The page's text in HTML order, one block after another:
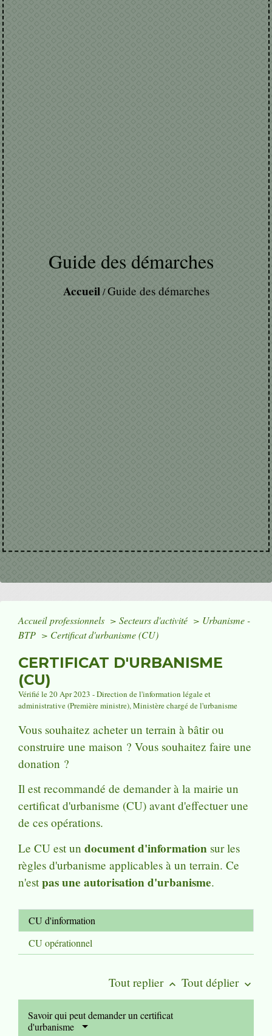
Guide des démarches
Accueil/Guide des démarches
Accueil professionnels > Secteurs d'activité > Urbanisme -
BTP > Certificat d'urbanisme (CU)
CERTIFICAT D'URBANISME
(CU)
Vérifié le 20 Apr 2023 - Direction de l'information légale et
administrative (Première ministre), Ministère chargé de l'urbanisme
Vous souhaitez acheter un terrain à bâtir ou
construire une maison ? Vous souhaitez faire une
donation ?
Il est recommandé de demander à la mairie un
certificat d'urbanisme (CU) avant d'effectuer une
de ces opérations.
Le CU est un document d'information sur les
règles d'urbanisme applicables à un terrain. Ce
n'est pas une autorisation d'urbanisme.
CU d'information
CU opérationnel
Tout replier keyboard_arrow_up Tout déplier keyboard_arrow_down
Savoir qui peut demander un certificat
d'urbanisme